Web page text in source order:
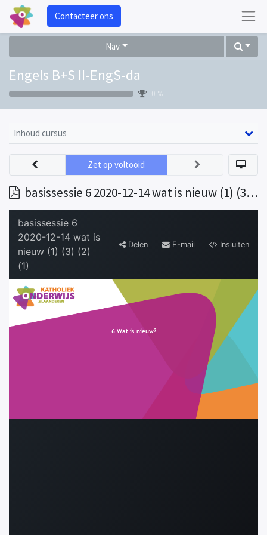
Contacteer ons
Nav
Engels B+S II-EngS-da
0 %
Inhoud cursus
basissessie 6 2020-12-14 wat is nieuw (1) (3) (2) (1)
Zet op voltooid